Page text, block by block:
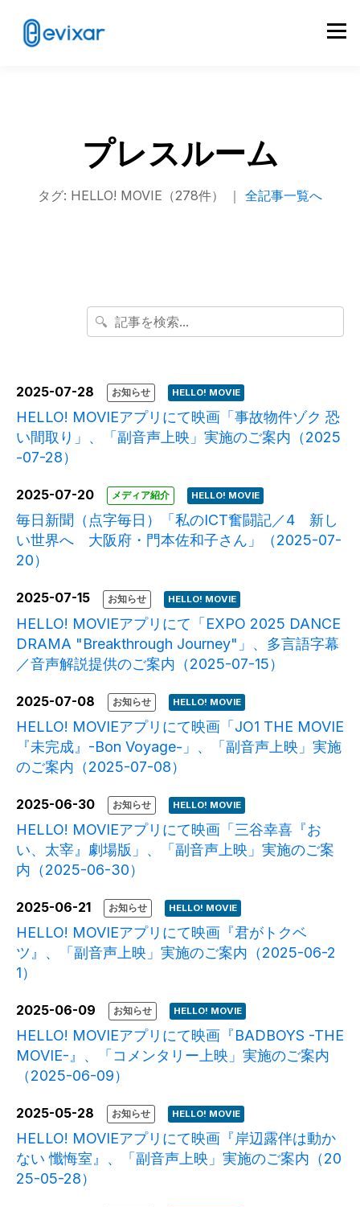
プレスルーム
タグ: HELLO! MOVIE（278件） ｜ 全記事一覧へ
🔍
2025-07-28 お知らせ HELLO! MOVIE
HELLO! MOVIEアプリにて映画「事故物件ゾク 恐
い間取り」、「副音声上映」実施のご案内（2025
-07-28）
2025-07-20 メディア紹介 HELLO! MOVIE
毎日新聞（点字毎日）「私のICT奮闘記／4 新し
い世界へ 大阪府・門本佐和子さん」（2025-07-
20）
2025-07-15 お知らせ HELLO! MOVIE
HELLO! MOVIEアプリにて「EXPO 2025 DANCE
DRAMA "Breakthrough Journey"」、多言語字幕
／音声解説提供のご案内（2025-07-15）
2025-07-08 お知らせ HELLO! MOVIE
HELLO! MOVIEアプリにて映画「JO1 THE MOVIE
『未完成』-Bon Voyage-」、「副音声上映」実施
のご案内（2025-07-08）
2025-06-30 お知らせ HELLO! MOVIE
HELLO! MOVIEアプリにて映画「三谷幸喜『お
い、太宰』劇場版」、「副音声上映」実施のご案
内（2025-06-30）
2025-06-21 お知らせ HELLO! MOVIE
HELLO! MOVIEアプリにて映画『君がトクベ
ツ』、「副音声上映」実施のご案内（2025-06-2
1）
2025-06-09 お知らせ HELLO! MOVIE
HELLO! MOVIEアプリにて映画『BADBOYS -THE
MOVIE-』、「コメンタリー上映」実施のご案内
（2025-06-09）
2025-05-28 お知らせ HELLO! MOVIE
HELLO! MOVIEアプリにて映画『岸辺露伴は動か
ない 懺悔室』、「副音声上映」実施のご案内（20
25-05-28）